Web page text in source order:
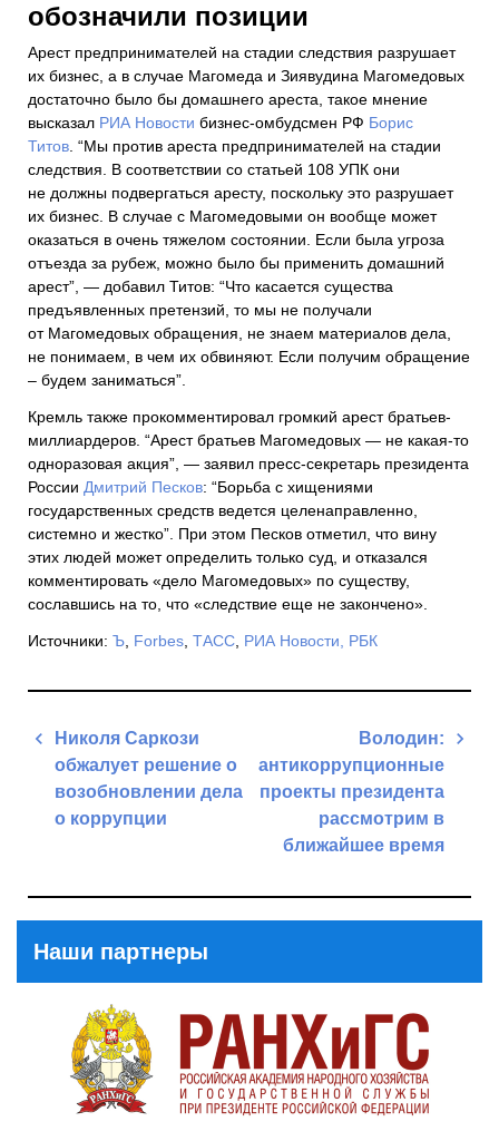
обозначили позиции
Арест предпринимателей на стадии следствия разрушает
их бизнес, а в случае Магомеда и Зиявудина Магомедовых
достаточно было бы домашнего ареста, такое мнение
высказал РИА Новости бизнес-омбудсмен РФ Борис
Титов . “Мы против ареста предпринимателей на стадии
следствия. В соответствии со статьей 108 УПК они
не должны подвергаться аресту, поскольку это разрушает
их бизнес. В случае с Магомедовыми он вообще может
оказаться в очень тяжелом состоянии. Если была угроза
отъезда за рубеж, можно было бы применить домашний
арест”, — добавил Титов: “Что касается существа
предъявленных претензий, то мы не получали
от Магомедовых обращения, не знаем материалов дела,
не понимаем, в чем их обвиняют. Если получим обращение
– будем заниматься”.
Кремль также прокомментировал громкий арест братьев-
миллиардеров. “Арест братьев Магомедовых — не какая-то
одноразовая акция”, — заявил пресс-секретарь президента
России Дмитрий Песков: “Борьба с хищениями
государственных средств ведется целенаправленно,
системно и жестко”. При этом Песков отметил, что вину
этих людей может определить только суд, и отказался
комментировать «дело Магомедовых» по существу,
сославшись на то, что «следствие еще не закончено».
Источники: Ъ Forbes ТАСС РИА Новости, РБК
Навигация
записям
Николя Саркози
обжалует решение о
возобновлении дела
о коррупции
Володин:
антикоррупционные
проекты президента
рассмотрим в
ближайшее время
Наши партнеры